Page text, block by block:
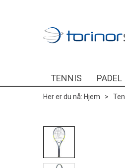
TENNIS PADEL
Her er du nå: Hjem >